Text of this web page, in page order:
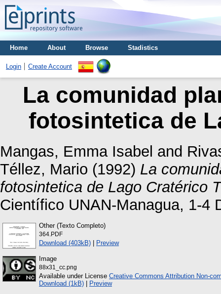
Home About Browse Stadistics
Login Create Account
La comunidad
fotosintetica de
Mangas, Emma Isabel and
Téllez, Mario (1992) La
fotosintetica de Lago Cratérico
Científico UNAN-Managua, 1-4
Other (Texto Completo)
364.PDF
Download (403kB) | Preview
Image
88x31_cc.png
Available under License Creative Commons Attribution Non-
Download (1kB) | Preview